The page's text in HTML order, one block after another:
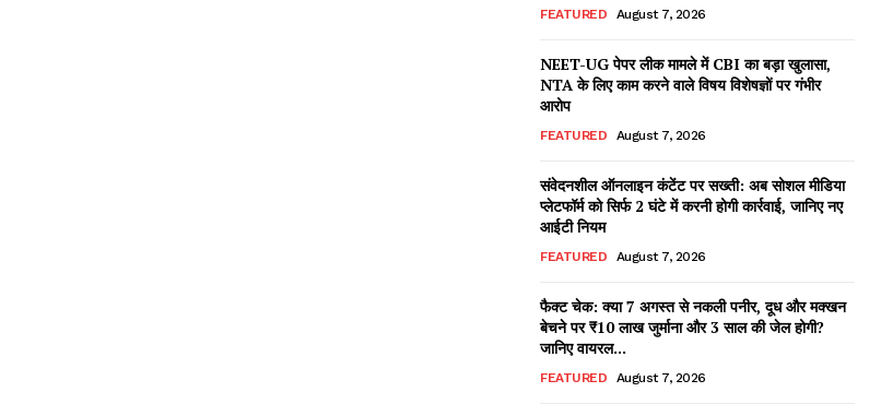
FEATURED August 7, 2026
NEET-UG पेपर लीक मामले में CBI का बड़ा खुलासा,
NTA के लिए काम करने वाले विषय विशेषज्ञों पर गंभीर
आरोप
FEATURED August 7, 2026
संवेदनशील ऑनलाइन कंटेंट पर सख्ती: अब सोशल मीडिया
प्लेटफॉर्म को सिर्फ 2 घंटे में करनी होगी कार्रवाई, जानिए नए
आईटी नियम
FEATURED August 7, 2026
फैक्ट चेक: क्या 7 अगस्त से नकली पनीर, दूध और मक्खन
बेचने पर ₹10 लाख जुर्माना और 3 साल की जेल होगी?
जानिए वायरल...
FEATURED August 7, 2026